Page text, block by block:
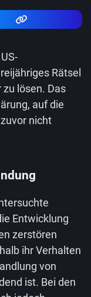
Rätsel
lösen. Das
auf die
nicht
Entwicklung
zerstören
ihr Verhalten
von
ist. Bei den